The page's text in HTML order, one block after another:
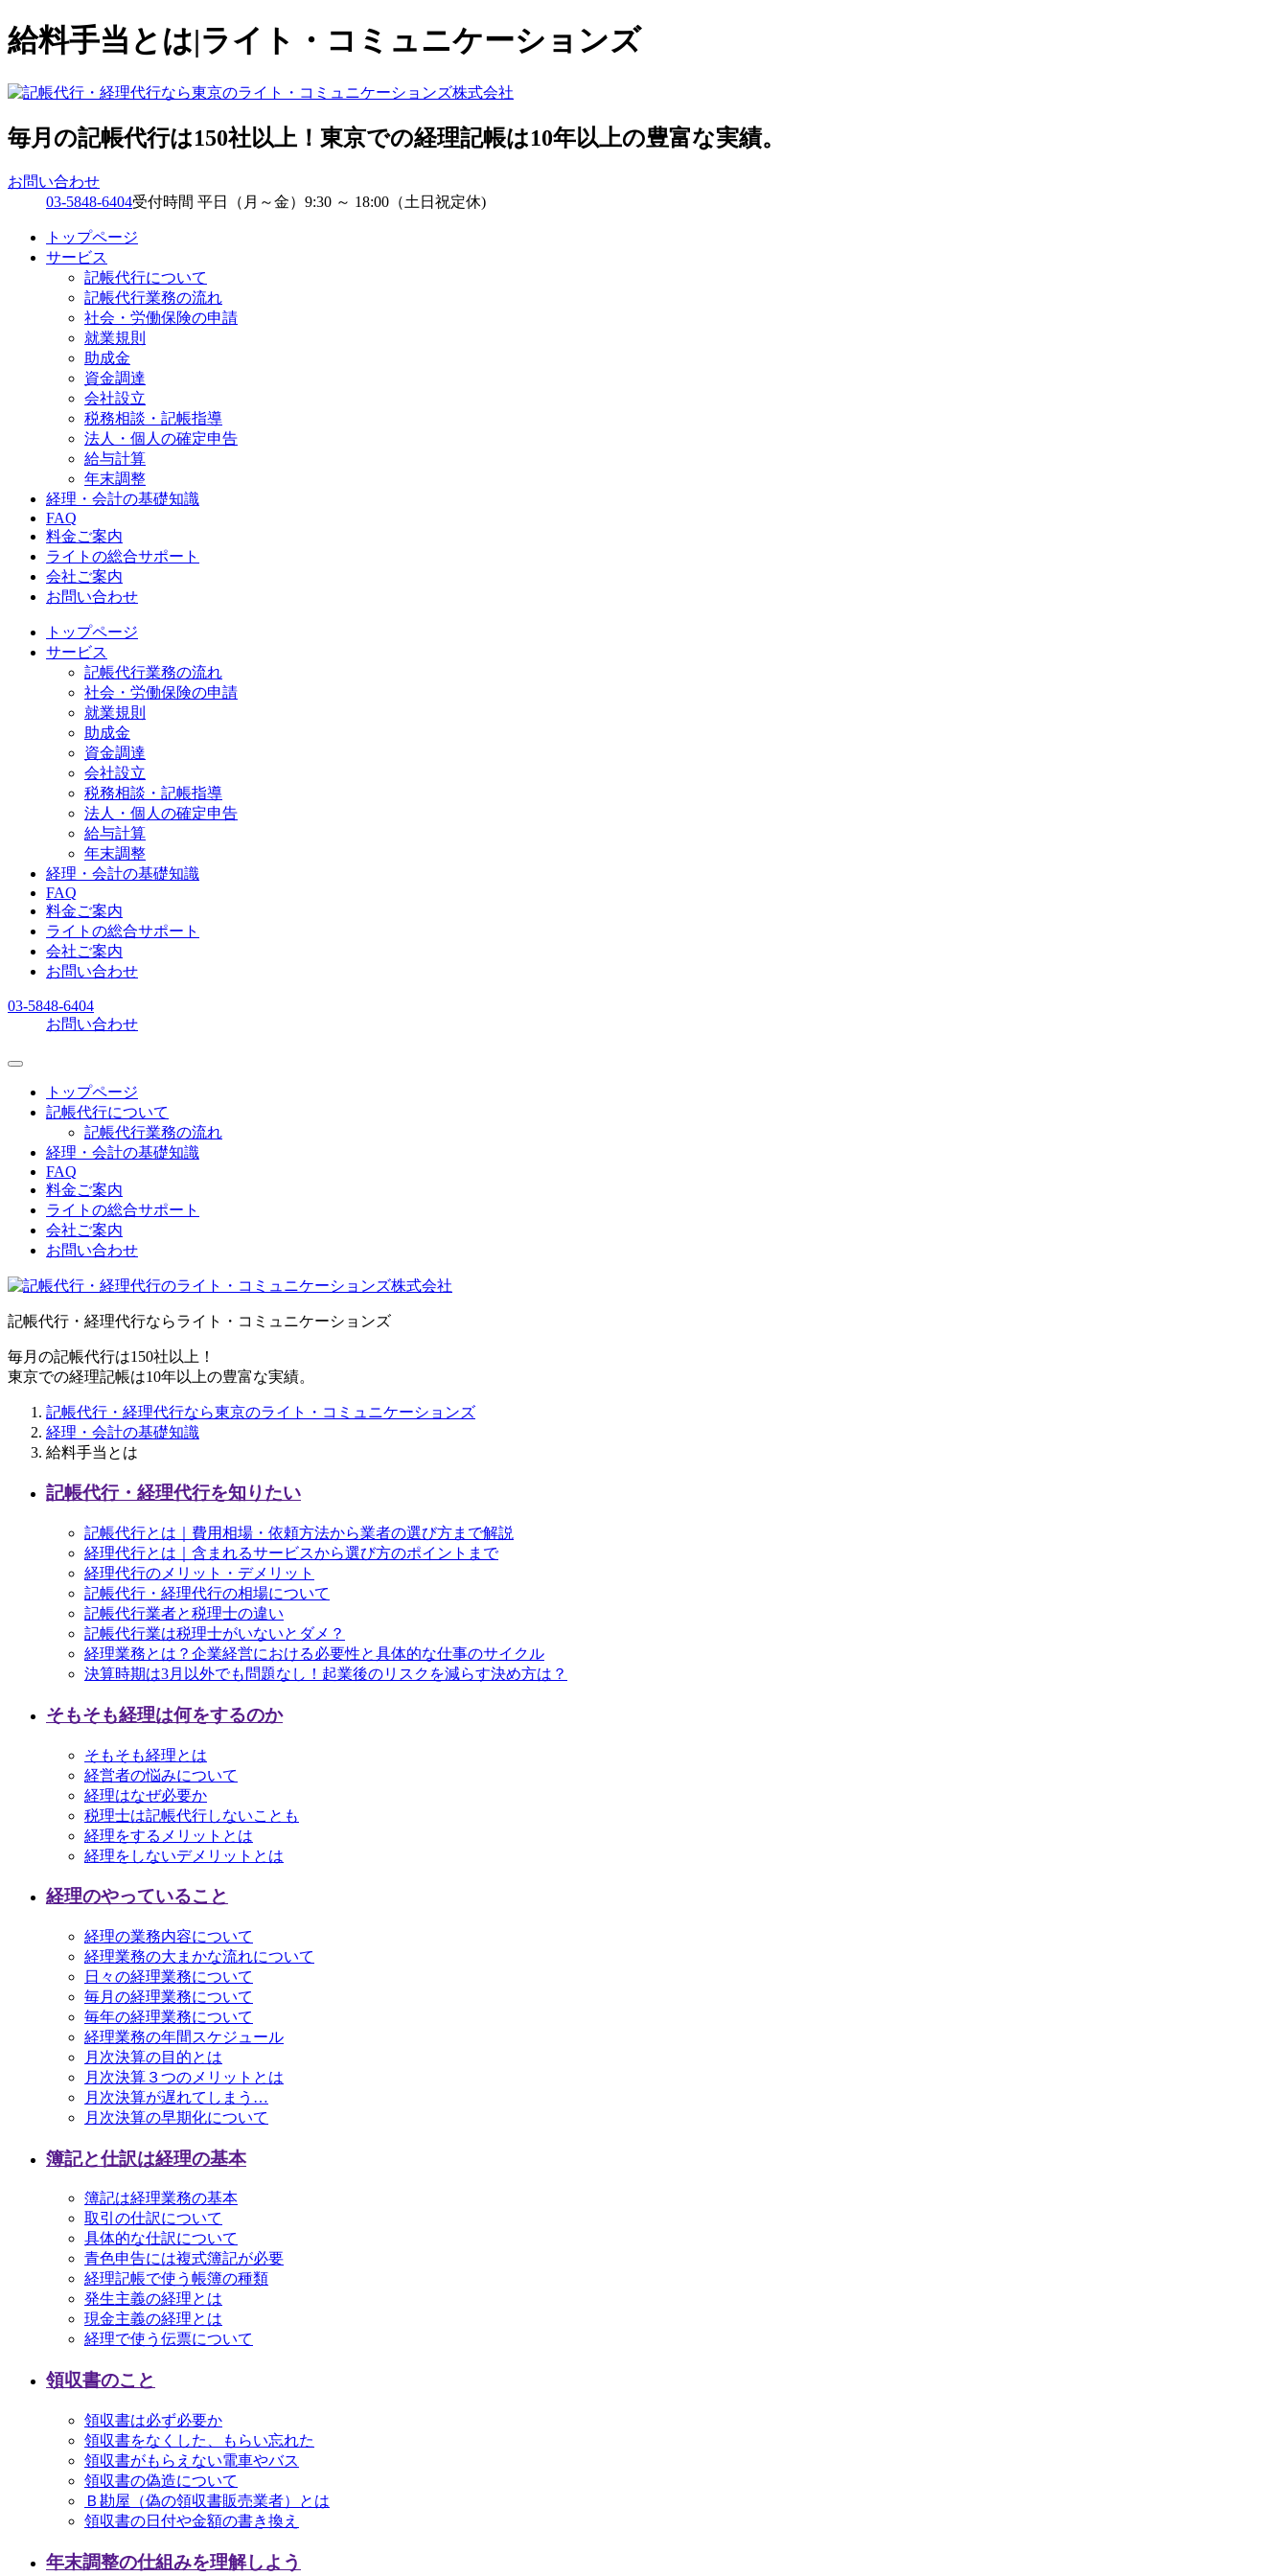
給料手当とは|ライト・コミュニケーションズ
毎月の記帳代行は150社以上！東京での経理記帳は10年以上の豊富な実績。
お問い合わせ
03-5848-6404受付時間 平日（月～金）9:30 ～ 18:00（土日祝定休)
トップページ
サービス
記帳代行について
記帳代行業務の流れ
社会・労働保険の申請
就業規則
助成金
資金調達
会社設立
税務相談・記帳指導
法人・個人の確定申告
給与計算
年末調整
経理・会計の基礎知識
FAQ
料金ご案内
ライトの総合サポート
会社ご案内
お問い合わせ
トップページ
サービス
記帳代行業務の流れ
社会・労働保険の申請
就業規則
助成金
資金調達
会社設立
税務相談・記帳指導
法人・個人の確定申告
給与計算
年末調整
経理・会計の基礎知識
FAQ
料金ご案内
ライトの総合サポート
会社ご案内
お問い合わせ
03-5848-6404
お問い合わせ
トップページ
記帳代行について
記帳代行業務の流れ
経理・会計の基礎知識
FAQ
料金ご案内
ライトの総合サポート
会社ご案内
お問い合わせ
記帳代行・経理代行ならライト・コミュニケーションズ
毎月の記帳代行は150社以上！
東京での経理記帳は10年以上の豊富な実績。
記帳代行・経理代行なら東京のライト・コミュニケーションズ
経理・会計の基礎知識
給料手当とは
記帳代行・経理代行を知りたい
記帳代行とは｜費用相場・依頼方法から業者の選び方まで解説
経理代行とは｜含まれるサービスから選び方のポイントまで
経理代行のメリット・デメリット
記帳代行・経理代行の相場について
記帳代行業者と税理士の違い
記帳代行業は税理士がいないとダメ？
経理業務とは？企業経営における必要性と具体的な仕事のサイクル
決算時期は3月以外でも問題なし！起業後のリスクを減らす決め方は？
そもそも経理は何をするのか
そもそも経理とは
経営者の悩みについて
経理はなぜ必要か
税理士は記帳代行しないことも
経理をするメリットとは
経理をしないデメリットとは
経理のやっていること
経理の業務内容について
経理業務の大まかな流れについて
日々の経理業務について
毎月の経理業務について
毎年の経理業務について
経理業務の年間スケジュール
月次決算の目的とは
月次決算３つのメリットとは
月次決算が遅れてしまう…
月次決算の早期化について
簿記と仕訳は経理の基本
簿記は経理業務の基本
取引の仕訳について
具体的な仕訳について
青色申告には複式簿記が必要
経理記帳で使う帳簿の種類
発生主義の経理とは
現金主義の経理とは
経理で使う伝票について
領収書のこと
領収書は必ず必要か
領収書をなくした、もらい忘れた
領収書がもらえない電車やバス
領収書の偽造について
Ｂ勘屋（偽の領収書販売業者）とは
領収書の日付や金額の書き換え
年末調整の仕組みを理解しよう